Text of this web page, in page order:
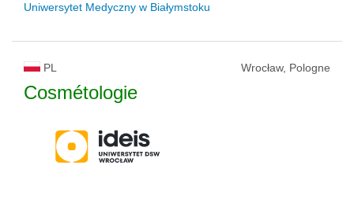
Uniwersytet Medyczny w Białymstoku
PL Wrocław, Pologne
Cosmétologie